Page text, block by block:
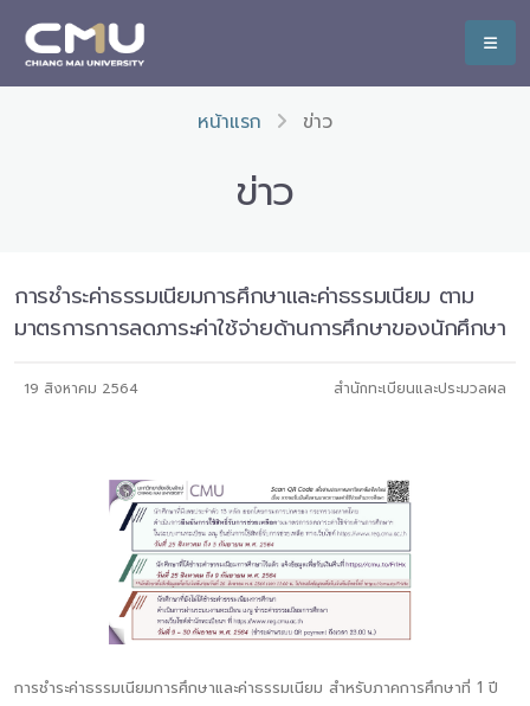
หน้าแรก ข่าว
ข่าว
การชำระค่าธรรมเนียมการศึกษาและค่าธรรมเนียม ตาม
มาตรการการลดภาระค่าใช้จ่ายด้านการศึกษาของนักศึกษา
19 สิงหาคม 2564 สำนักทะเบียนและประมวลผล
การชำระค่าธรรมเนียมการศึกษาและค่าธรรมเนียม สำหรับภาคการศึกษาที่ 1 ปี